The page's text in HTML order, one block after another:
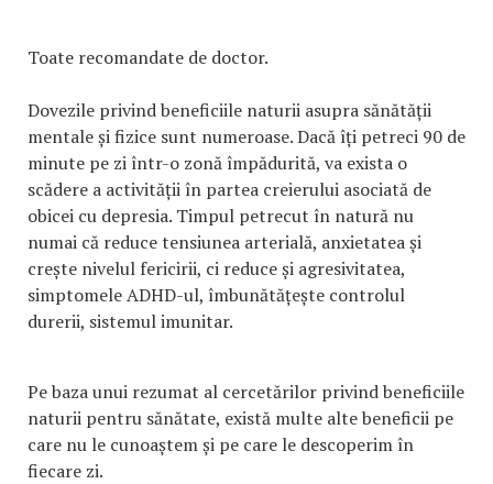
Toate recomandate de doctor.
Dovezile privind beneficiile naturii asupra sănătății
mentale și fizice sunt numeroase. Dacă îți petreci 90 de
minute pe zi într-o zonă împădurită, va exista o
scădere a activității în partea creierului asociată de
obicei cu depresia. Timpul petrecut în natură nu
numai că reduce tensiunea arterială, anxietatea și
crește nivelul fericirii, ci reduce și agresivitatea,
simptomele ADHD-ul, îmbunătățește controlul
durerii, sistemul imunitar.
Pe baza unui rezumat al cercetărilor privind beneficiile
naturii pentru sănătate, există multe alte beneficii pe
care nu le cunoaștem și pe care le descoperim în
fiecare zi.